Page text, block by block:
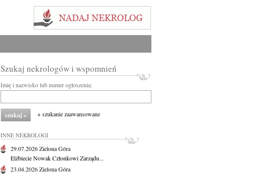
Szukaj nekrologów i wspomnień
Imię i nazwisko lub numer ogłoszenia:
+ szukanie zaawansowane
INNE NEKROLOGI
29.07.2026Zielona Góra
Elżbiecie Nowak Członkowi Zarządu...
23.04.2026Zielona Góra